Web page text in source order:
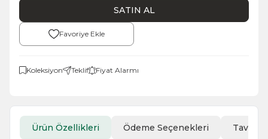
SATIN AL
Favoriye Ekle
Koleksiyon Teklif Fiyat Alarmı
Ürün Özellikleri Ödeme Seçenekleri Tavsiye